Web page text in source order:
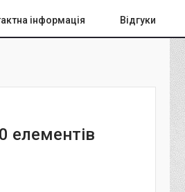
інформація Відгуки
елементів